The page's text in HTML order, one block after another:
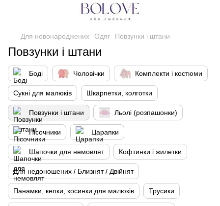
Для новонароджених Одяг Повзунки і штани
Повзунки і штани
Боді Чоловічки Комплекти і костюми
Сукні для малюків Шкарпетки, колготки
Повзунки і штани Льолі (розпашонки)
Пісочники Царапки
Шапочки для немовлят Кофтинки і жилетки
Для недоношених / Близнят / Двійнят
Панамки, кепки, косинки для малюків Трусики